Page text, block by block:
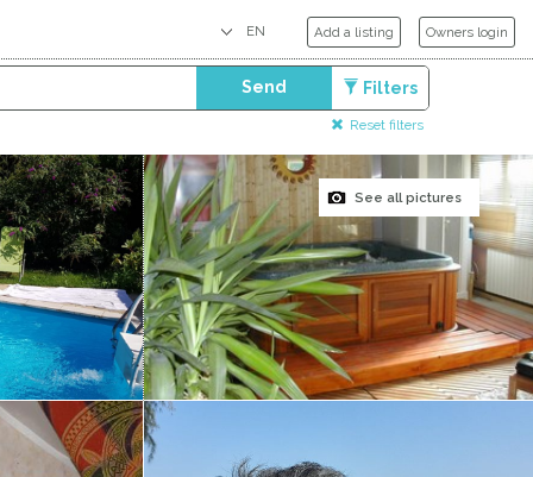
Add a listing Owners login
Send Filters
Reset filters
See all pictures